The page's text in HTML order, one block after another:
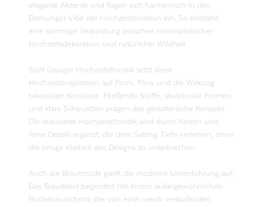
elegante Akzente und fügen sich harmonisch in den
Dschungel-Vibe der Hochzeitslocation ein. So entsteht
eine stimmige Verbindung zwischen minimalistischer
Hochzeitsdekoration und natürlicher Wildheit.
Statt üppiger Hochzeitsfloristik setzt diese
Hochzeitsinspiration auf Form, Flow und die Wirkung
bewusster Kontraste. Fließende Stoffe, skulpturale Formen
und klare Silhouetten prägen das gestalterische Konzept.
Die reduzierte Hochzeitsfloristik wird durch Kerzen und
feine Details ergänzt, die dem Setting Tiefe verleihen, ohne
die ruhige Klarheit des Designs zu unterbrechen.
Auch die Brautmode greift die moderne Linienführung auf.
Das Brautkleid begeistert mit einem außergewöhnlichen
Rückenausschnitt, der von einer weich verlaufenden,